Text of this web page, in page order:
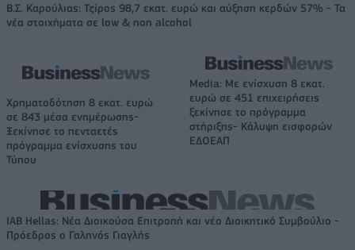
Β.Σ. Καρούλιας: Τζίρος 98,7 εκατ. ευρώ και αύξηση κερδών 57% - Τα
νέα στοιχήματα σε low & non alcohol
Χρηματοδότηση 8 εκατ. ευρώ
σε 843 μέσα ενημέρωσης-
Ξεκίνησε το πενταετές
πρόγραμμα ενίσχυσης του
Τύπου
Media: Με ενίσχυση 8 εκατ.
ευρώ σε 451 επιχειρήσεις
ξεκίνησε το πρόγραμμα
στήριξης- Κάλυψη εισφορών
ΕΔΟΕΑΠ
IAB Hellas: Νέα Διοικούσα Επιτροπή και νέο Διοικητικό Συμβούλιο -
Πρόεδρος ο Γαληνός Γιαγλής